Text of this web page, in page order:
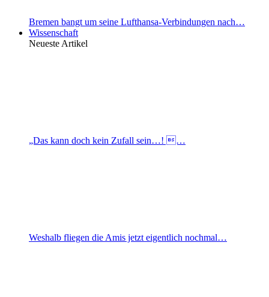
Bremen bangt um seine Lufthansa-Verbindungen nach…
Wissenschaft
Neueste Artikel
„Das kann doch kein Zufall sein…! …
Weshalb fliegen die Amis jetzt eigentlich nochmal…